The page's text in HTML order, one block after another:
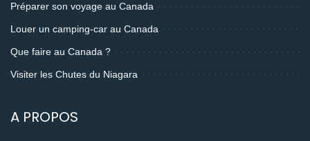
Préparer son voyage au Canada
Louer un camping-car au Canada
Que faire au Canada ?
Visiter les Chutes du Niagara
A PROPOS